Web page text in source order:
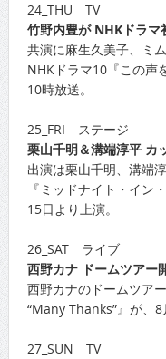
24_THU TV
竹野内豊が NHKドラマ
共演に麻生久美子、ミ
NHKドラマ10『この声
10時放送。
25_FRI ステージ
栗山千明＆溝端淳平 カ
出演は栗山千明、溝端
『ミッドナイト・イン
15日より上演。
26_SAT ライブ
西野カナ ドームツアー
西野カナのドームツア
“Many Thanks”』が、8
27_SUN TV